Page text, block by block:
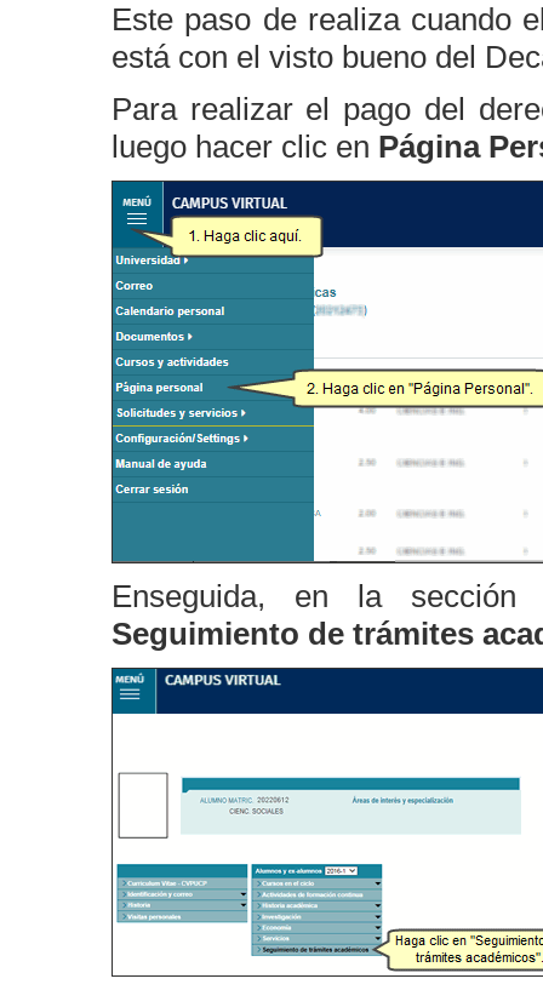
Este paso de realiza cuando
está con el visto bueno del
Para realizar el pago del
luego hacer clic en Página
Enseguida, en la
Seguimiento de trámites